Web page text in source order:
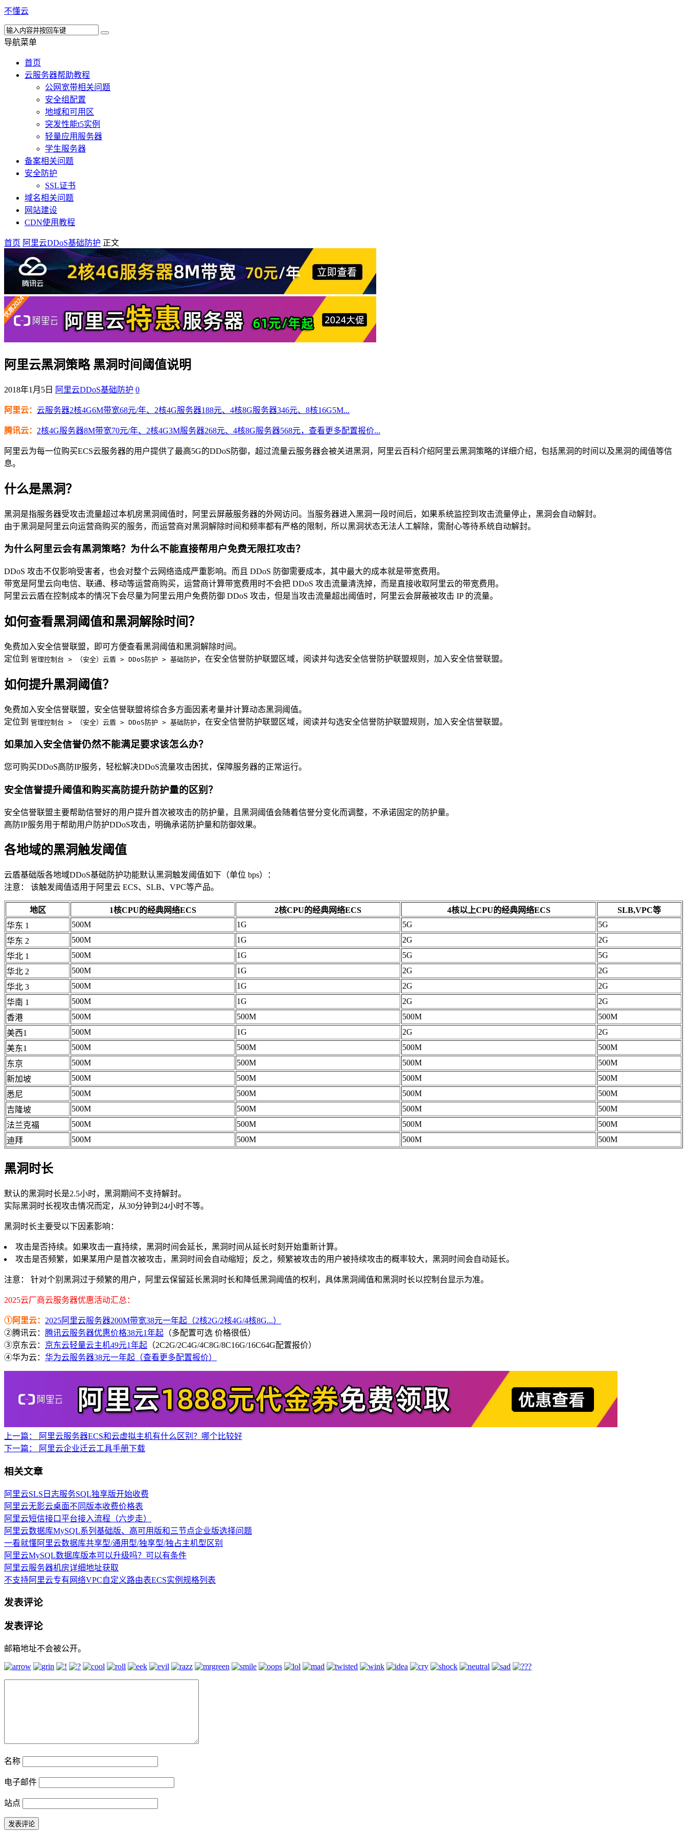
不懂云
导航菜单
首页
云服务器帮助教程
公网宽带相关问题
安全组配置
地域和可用区
突发性能t5实例
轻量应用服务器
学生服务器
备案相关问题
安全防护
SSL证书
域名相关问题
网站建设
CDN使用教程
首页 阿里云DDoS基础防护 正文
阿里云黑洞策略 黑洞时间阈值说明
2018年1月5日 阿里云DDoS基础防护 0
阿里云： 云服务器2核4G6M带宽68元/年、2核4G服务器188元、4核8G服务器346元、8核16G5M...
腾讯云： 2核4G服务器8M带宽70元/年、2核4G3M服务器268元、4核8G服务器568元，查看更多配置报价...
阿里云为每一位购买ECS云服务器的用户提供了最高5G的DDoS防御，超过流量云服务器会被关进黑洞，阿里云百科介绍阿里云黑洞策略的详细介绍，包括黑洞的时间以及黑洞的阈值等信
息。
什么是黑洞？
黑洞是指服务器受攻击流量超过本机房黑洞阈值时，阿里云屏蔽服务器的外网访问。当服务器进入黑洞一段时间后，如果系统监控到攻击流量停止，黑洞会自动解封。
由于黑洞是阿里云向运营商购买的服务，而运营商对黑洞解除时间和频率都有严格的限制，所以黑洞状态无法人工解除，需耐心等待系统自动解封。
为什么阿里云会有黑洞策略？为什么不能直接帮用户免费无限扛攻击？
DDoS 攻击不仅影响受害者，也会对整个云网络造成严重影响。而且 DDoS 防御需要成本，其中最大的成本就是带宽费用。
带宽是阿里云向电信、联通、移动等运营商购买，运营商计算带宽费用时不会把 DDoS 攻击流量清洗掉，而是直接收取阿里云的带宽费用。
阿里云云盾在控制成本的情况下会尽量为阿里云用户免费防御 DDoS 攻击，但是当攻击流量超出阈值时，阿里云会屏蔽被攻击 IP 的流量。
如何查看黑洞阈值和黑洞解除时间？
免费加入安全信誉联盟，即可方便查看黑洞阈值和黑洞解除时间。
定位到 管理控制台 > （安全）云盾 > DDoS防护 > 基础防护 ，在安全信誉防护联盟区域，阅读并勾选安全信誉防护联盟规则，加入安全信誉联盟。
如何提升黑洞阈值？
免费加入安全信誉联盟，安全信誉联盟将综合多方面因素考量并计算动态黑洞阈值。
定位到 管理控制台 > （安全）云盾 > DDoS防护 > 基础防护 ，在安全信誉防护联盟区域，阅读并勾选安全信誉防护联盟规则，加入安全信誉联盟。
如果加入安全信誉仍然不能满足要求该怎么办？
您可购买DDoS高防IP服务，轻松解决DDoS流量攻击困扰，保障服务器的正常运行。
安全信誉提升阈值和购买高防提升防护量的区别？
安全信誉联盟主要帮助信誉好的用户提升首次被攻击的防护量，且黑洞阈值会随着信誉分变化而调整，不承诺固定的防护量。
高防IP服务用于帮助用户防护DDoS攻击，明确承诺防护量和防御效果。
各地域的黑洞触发阈值
云盾基础版各地域DDoS基础防护功能默认黑洞触发阈值如下（单位 bps）：
注意： 该触发阈值适用于阿里云 ECS、SLB、VPC等产品。
地区 1核CPU的经典网络ECS 2核CPU的经典网络ECS 4核以上CPU的经典网络ECS
SLB,VPC等
华东 1
500M 1G 5G
5G
华东 2
500M 1G 2G
2G
华北 1
500M 1G 5G
5G
华北 2
500M 1G 2G
2G
华北 3
500M 1G 2G
2G
华南 1
500M 1G 2G
2G
香港
500M 500M 500M
500M
美西1
500M 1G 2G
2G
美东1
500M 500M 500M
500M
东京
500M 500M 500M
500M
新加坡
500M 500M 500M
500M
悉尼
500M 500M 500M
500M
吉隆坡
500M 500M 500M
500M
法兰克福
500M 500M 500M
500M
迪拜
500M 500M 500M 500M
黑洞时长
默认的黑洞时长是2.5小时，黑洞期间不支持解封。
实际黑洞时长视攻击情况而定，从30分钟到24小时不等。
黑洞时长主要受以下因素影响：
攻击是否持续。如果攻击一直持续，黑洞时间会延长，黑洞时间从延长时刻开始重新计算。
攻击是否频繁，如果某用户是首次被攻击，黑洞时间会自动缩短；反之，频繁被攻击的用户被持续攻击的概率较大，黑洞时间会自动延长。
注意： 针对个别黑洞过于频繁的用户，阿里云保留延长黑洞时长和降低黑洞阈值的权利，具体黑洞阈值和黑洞时长以控制台显示为准。
2025云厂商云服务器优惠活动汇总：
①阿里云： 2025阿里云服务器200M带宽38元一年起（2核2G/2核4G/4核8G...）
②腾讯云： 腾讯云服务器优惠价格38元1年起 （多配置可选 价格很低）
③京东云： 京东云轻量云主机49元1年起 （2C2G/2C4G/4C8G/8C16G/16C64G配置报价）
④华为云： 华为云服务器38元一年起（查看更多配置报价）
上一篇：
阿里云服务器ECS和云虚拟主机有什么区别？哪个比较好
下一篇：
阿里云企业迁云工具手册下载
相关文章
阿里云SLS日志服务SQL独享版开始收费
阿里云无影云桌面不同版本收费价格表
阿里云短信接口平台接入流程（六步走）
阿里云数据库MySQL系列基础版、高可用版和三节点企业版选择问题
一看就懂阿里云数据库共享型/通用型/独享型/独占主机型区别
阿里云MySQL数据库版本可以升级吗？可以有条件
阿里云服务器机房详细地址获取
不支持阿里云专有网络VPC自定义路由表ECS实例规格列表
发表评论
发表评论
邮箱地址不会被公开。
名称
电子邮件
站点